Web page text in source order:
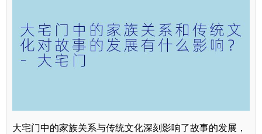
大宅门中的家族关系与传统文化深刻影响了故事的发展，